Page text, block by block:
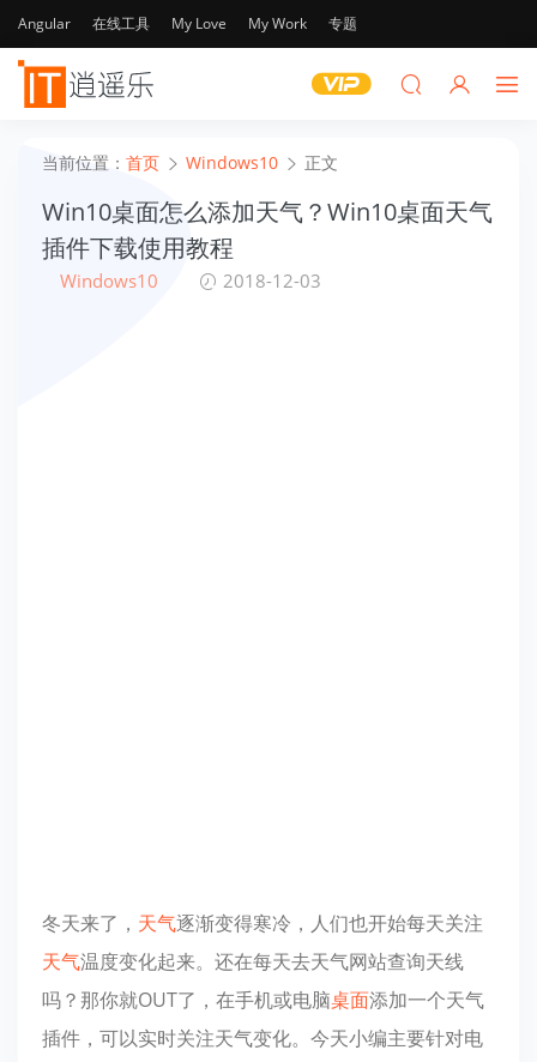
Angular 在线工具 My Love My Work 专题
当前位置： 首页 Windows10 正文
Win10桌面怎么添加天气？Win10桌面天气
插件下载使用教程
Windows10 2018-12-03
冬天来了， 天气逐渐变得寒冷，人们也开始每天关注
天气温度变化起来。还在每天去天气网站查询天线
吗？那你就OUT了，在手机或电脑桌面添加一个天气
插件，可以实时关注天气变化。今天小编主要针对电